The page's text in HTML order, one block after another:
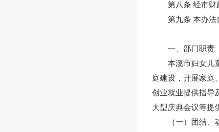
第八条 经市财政
第九条 本办法
一、部门职责
本溪市妇女儿童
庭建设，开展家庭
创业就业提供指导
大型庆典会议等提
（一）团结、动